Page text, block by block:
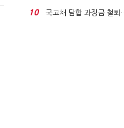
지에 상한가...
10
국고채 담합 과징금 철